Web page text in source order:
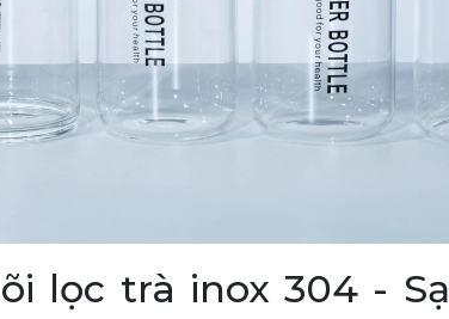
lọc trà inox 304 -